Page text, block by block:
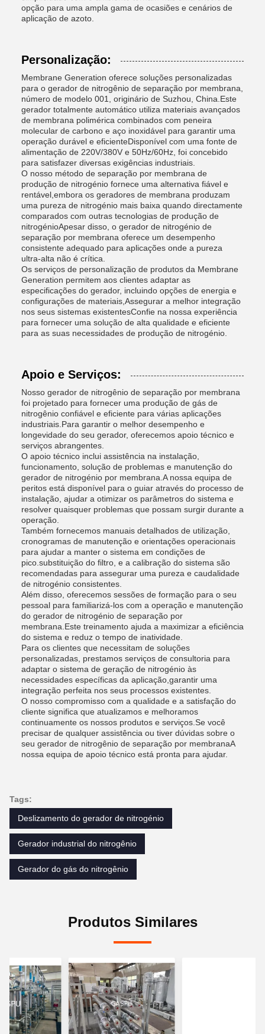
opção para uma ampla gama de ocasiões e cenários de
aplicação de azoto.
Personalização:
Membrane Generation oferece soluções personalizadas
para o gerador de nitrogênio de separação por membrana,
número de modelo 001, originário de Suzhou, China.Este
gerador totalmente automático utiliza materiais avançados
de membrana polimérica combinados com peneira
molecular de carbono e aço inoxidável para garantir uma
operação durável e eficienteDisponível com uma fonte de
alimentação de 220V/380V e 50Hz/60Hz, foi concebido
para satisfazer diversas exigências industriais.
O nosso método de separação por membrana de
produção de nitrogénio fornece uma alternativa fiável e
rentável,embora os geradores de membrana produzam
uma pureza de nitrogénio mais baixa quando directamente
comparados com outras tecnologias de produção de
nitrogénioApesar disso, o gerador de nitrogénio de
separação por membrana oferece um desempenho
consistente adequado para aplicações onde a pureza
ultra-alta não é crítica.
Os serviços de personalização de produtos da Membrane
Generation permitem aos clientes adaptar as
especificações do gerador, incluindo opções de energia e
configurações de materiais,Assegurar a melhor integração
nos seus sistemas existentesConfie na nossa experiência
para fornecer uma solução de alta qualidade e eficiente
para as suas necessidades de produção de nitrogénio.
Apoio e Serviços:
Nosso gerador de nitrogênio de separação por membrana
foi projetado para fornecer uma produção de gás de
nitrogênio confiável e eficiente para várias aplicações
industriais.Para garantir o melhor desempenho e
longevidade do seu gerador, oferecemos apoio técnico e
serviços abrangentes.
O apoio técnico inclui assistência na instalação,
funcionamento, solução de problemas e manutenção do
gerador de nitrogénio por membrana.A nossa equipa de
peritos está disponível para o guiar através do processo de
instalação, ajudar a otimizar os parâmetros do sistema e
resolver quaisquer problemas que possam surgir durante a
operação.
Também fornecemos manuais detalhados de utilização,
cronogramas de manutenção e orientações operacionais
para ajudar a manter o sistema em condições de
pico.substituição do filtro, e a calibração do sistema são
recomendadas para assegurar uma pureza e caudalidade
de nitrogénio consistentes.
Além disso, oferecemos sessões de formação para o seu
pessoal para familiarizá-los com a operação e manutenção
do gerador de nitrogénio de separação por
membrana.Este treinamento ajuda a maximizar a eficiência
do sistema e reduz o tempo de inatividade.
Para os clientes que necessitam de soluções
personalizadas, prestamos serviços de consultoria para
adaptar o sistema de geração de nitrogénio às
necessidades específicas da aplicação,garantir uma
integração perfeita nos seus processos existentes.
O nosso compromisso com a qualidade e a satisfação do
cliente significa que atualizamos e melhoramos
continuamente os nossos produtos e serviços.Se você
precisar de qualquer assistência ou tiver dúvidas sobre o
seu gerador de nitrogênio de separação por membranaA
nossa equipa de apoio técnico está pronta para ajudar.
Tags:
Deslizamento do gerador de nitrogénio
Gerador industrial do nitrogênio
Gerador do gás do nitrogênio
Produtos Similares